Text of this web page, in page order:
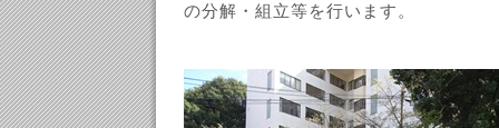
の分解・組立等を行います。